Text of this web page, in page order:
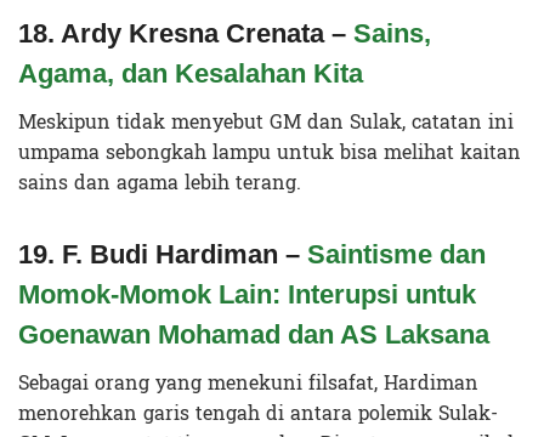
18. Ardy Kresna Crenata – Sains,
Agama, dan Kesalahan Kita
Meskipun tidak menyebut GM dan Sulak, catatan ini
umpama sebongkah lampu untuk bisa melihat kaitan
sains dan agama lebih terang.
19. F. Budi Hardiman – Saintisme dan
Momok-Momok Lain: Interupsi untuk
Goenawan Mohamad dan AS Laksana
Sebagai orang yang menekuni filsafat, Hardiman
menorehkan garis tengah di antara polemik Sulak-